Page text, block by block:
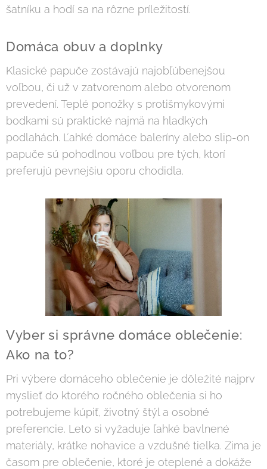
šatníku a hodí sa na rôzne príležitostí.
Domáca obuv a doplnky
Klasické papuče zostávajú najobľúbenejšou
voľbou, či už v zatvorenom alebo otvorenom
prevedení. Teplé ponožky s protišmykovými
bodkami sú praktické najmä na hladkých
podlahách. Ľahké domáce baleríny alebo slip-on
papuče sú pohodlnou voľbou pre tých, ktorí
preferujú pevnejšiu oporu chodidla.
Vyber si správne domáce oblečenie:
Ako na to?
Pri výbere domáceho oblečenie je dôležité najprv
myslieť do ktorého ročného oblečenia si ho
potrebujeme kúpiť, životný štýl a osobné
preferencie. Leto si vyžaduje ľahké bavlnené
materiály, krátke nohavice a vzdušné tielka. Zima je
časom pre oblečenie, ktoré je oteplené a dokáže